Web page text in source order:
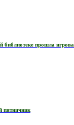
библиотеке прошла
пятничник